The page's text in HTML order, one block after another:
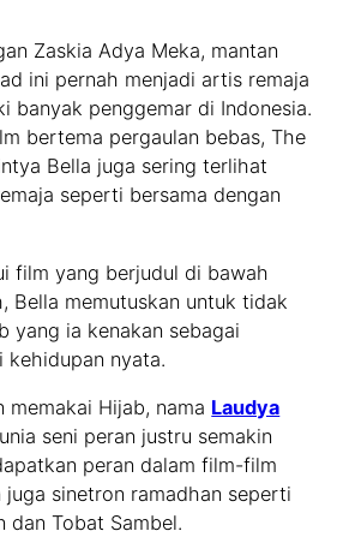
Zaskia Adya Meka, mantan
ini pernah menjadi artis remaja
banyak penggemar di Indonesia.
bertema pergaulan bebas, The
Bella juga sering terlihat
seperti bersama dengan
film yang berjudul di bawah
Bella memutuskan untuk tidak
yang ia kenakan sebagai
kehidupan nyata.
memakai Hijab, nama Laudya
seni peran justru semakin
peran dalam film-film
sinetron ramadhan seperti
dan Tobat Sambel.